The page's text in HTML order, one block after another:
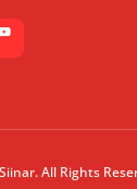
All Rights